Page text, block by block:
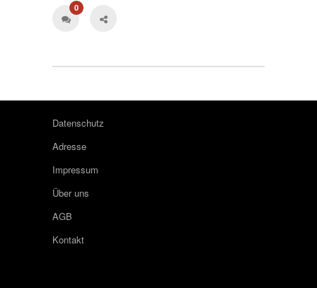
0
Datenschutz
Adresse
Impressum
Über uns
AGB
Kontakt